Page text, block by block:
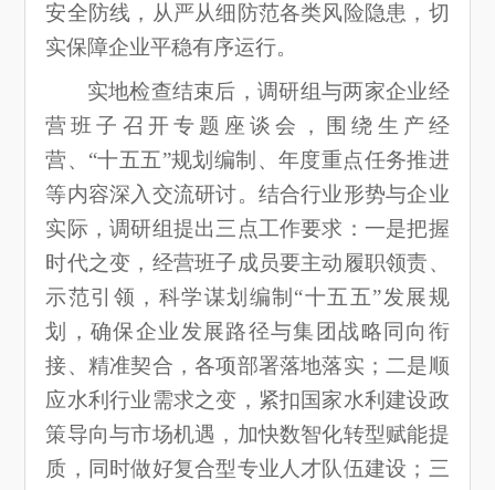
安全防线，从严从细防范各类风险隐患，切
实保障企业平稳有序运行。
实地检查结束后，调研组与两家企业经
营班子召开专题座谈会，围绕生产经
营、“十五五”规划编制、年度重点任务推进
等内容深入交流研讨。结合行业形势与企业
实际，调研组提出三点工作要求：一是把握
时代之变，经营班子成员要主动履职领责、
示范引领，科学谋划编制“十五五”发展规
划，确保企业发展路径与集团战略同向衔
接、精准契合，各项部署落地落实；二是顺
应水利行业需求之变，紧扣国家水利建设政
策导向与市场机遇，加快数智化转型赋能提
质，同时做好复合型专业人才队伍建设；三